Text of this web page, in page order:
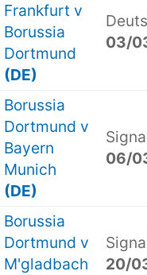
Frankfurt v
Borussia
Dortmund
(DE)
03/
Borussia
Dortmund v
Bayern
Munich
(DE)
06/
Borussia
Dortmund v
M'gladbach
20/